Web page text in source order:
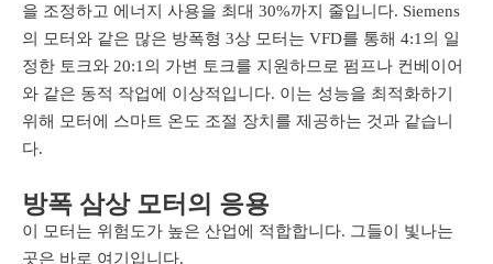
을 조정하고 에너지 사용을 최대 30%까지 줄입니다. Siemens
의 모터와 같은 많은 방폭형 3상 모터는 VFD를 통해 4:1의 일
정한 토크와 20:1의 가변 토크를 지원하므로 펌프나 컨베이어
와 같은 동적 작업에 이상적입니다. 이는 성능을 최적화하기
위해 모터에 스마트 온도 조절 장치를 제공하는 것과 같습니
다.
방폭 삼상 모터의 응용
이 모터는 위험도가 높은 산업에 적합합니다. 그들이 빛나는
곳은 바로 여기입니다.